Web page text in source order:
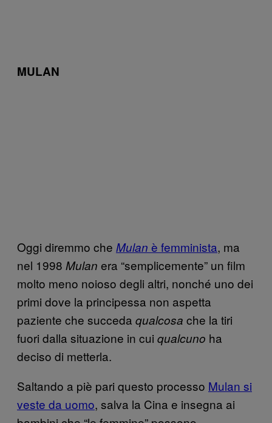
MULAN
Oggi diremmo che Mulan è femminista, ma
nel 1998 Mulan era “semplicemente” un film
molto meno noioso degli altri, nonché uno dei
primi dove la principessa non aspetta
paziente che succeda qualcosa che la tiri
fuori dalla situazione in cui qualcuno ha
deciso di metterla.
Saltando a piè pari questo processo Mulan si
veste da uomo, salva la Cina e insegna ai